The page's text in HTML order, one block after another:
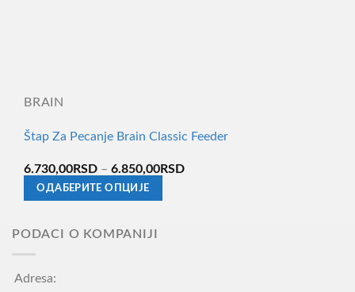
BRAIN
Štap Za Pecanje Brain Classic Feeder
6.730,00RSD – 6.850,00RSDРаспон
ОДАБЕРИТЕ ОПЦИЈЕ
производ
PODACI O KOMPANIJI
Adresa: